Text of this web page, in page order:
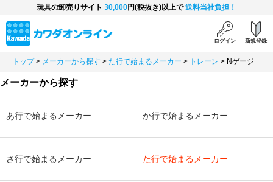
玩具の卸売りサイト 30,000円(税抜き)以上で送料当社負担！
ログイン 新規登録
トップ > メーカーから探す > た行で始まるメーカー > トレーン > Nゲージ
メーカーから探す
あ行で始まるメーカー か行で始まるメーカー
さ行で始まるメーカー た行で始まるメーカー